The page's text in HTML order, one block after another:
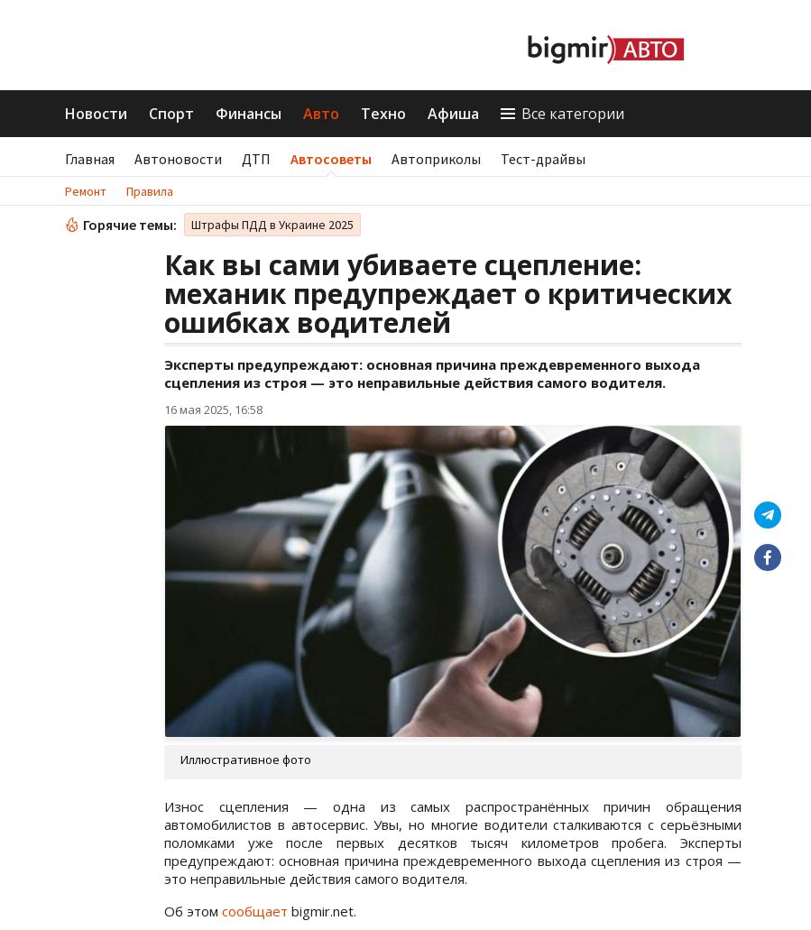
Новости Спорт Финансы Авто Техно Афиша Все категории
Главная Автоновости ДТП Автосоветы Автоприколы Тест-драйвы
Ремонт Правила
Горячие темы: Штрафы ПДД в Украине 2025
Как вы сами убиваете сцепление:
механик предупреждает о критических
ошибках водителей
Эксперты предупреждают: основная причина преждевременного выхода
сцепления из строя — это неправильные действия самого водителя.
16 мая 2025, 16:58
Иллюстративное фото
Износ сцепления — одна из самых распространённых причин обращения
автомобилистов в автосервис. Увы, но многие водители сталкиваются с серьёзными
поломками уже после первых десятков тысяч километров пробега. Эксперты
предупреждают: основная причина преждевременного выхода сцепления из строя —
это неправильные действия самого водителя.
Об этом сообщает bigmir.net.